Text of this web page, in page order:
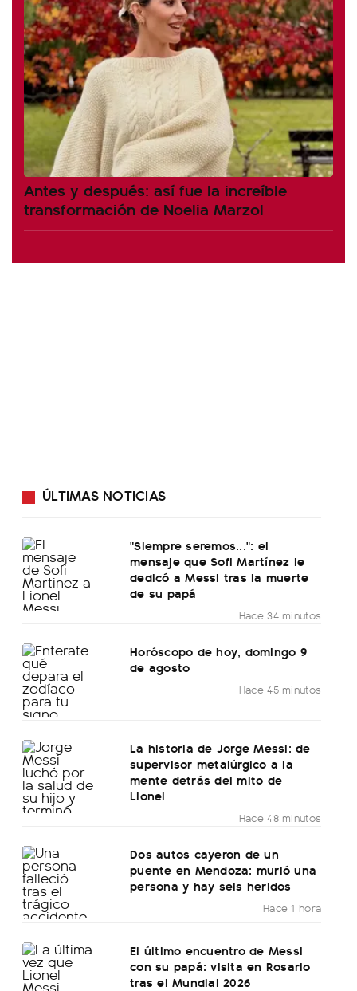
Antes y después: así fue la increíble
transformación de Noelia Marzol
ÚLTIMAS NOTICIAS
"Siempre seremos...": el
mensaje que Sofi Martínez le
dedicó a Messi tras la muerte
de su papá
Hace 34 minutos
Horóscopo de hoy, domingo 9
de agosto
Hace 45 minutos
La historia de Jorge Messi: de
supervisor metalúrgico a la
mente detrás del mito de
Lionel
Hace 48 minutos
Dos autos cayeron de un
puente en Mendoza: murió una
persona y hay seis heridos
Hace 1 hora
El último encuentro de Messi
con su papá: visita en Rosario
tras el Mundial 2026